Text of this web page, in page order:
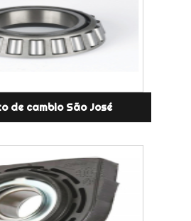
de cambio São José